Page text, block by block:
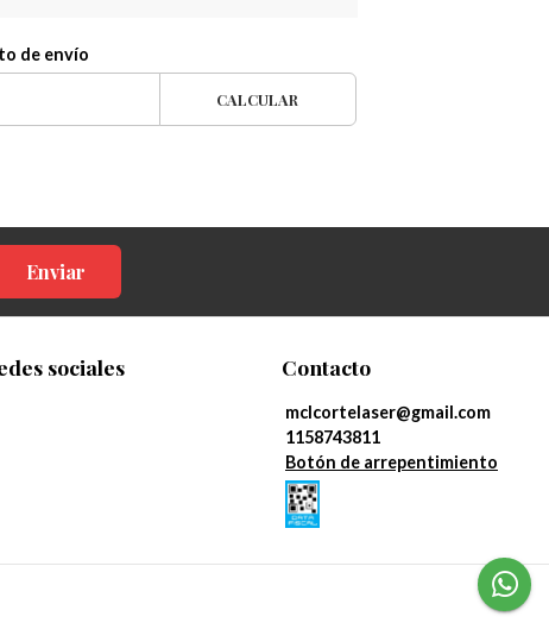
de envío
CALCULAR
Enviar
sociales Contacto
mclcortelaser@gmail.com
1158743811
Botón de arrepentimiento